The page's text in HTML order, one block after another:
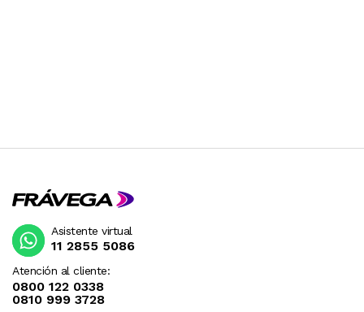
Atención al cliente:
0800 122 0338
0810 999 3728
Asistente virtual
11 2855 5086